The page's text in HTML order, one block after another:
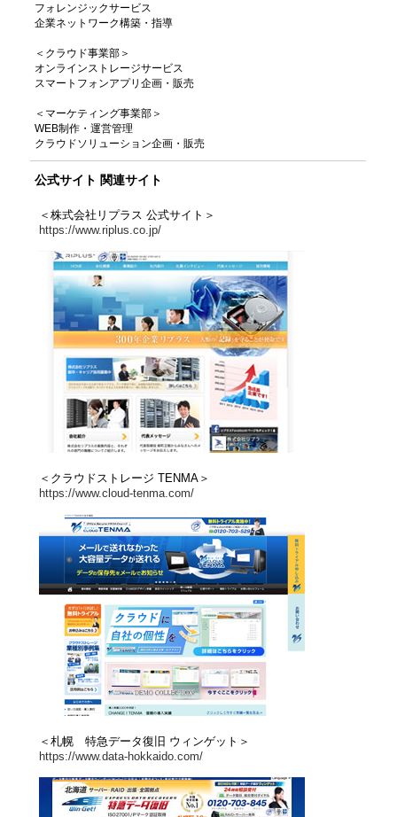
フォレンジックサービス
企業ネットワーク構築・指導
＜クラウド事業部＞
オンラインストレージサービス
スマートフォンアプリ企画・販売
＜マーケティング事業部＞
WEB制作・運営管理
クラウドソリューション企画・販売
公式サイト 関連サイト
＜株式会社リプラス 公式サイト＞
https://www.riplus.co.jp/
＜クラウドストレージ TENMA＞
https://www.cloud-tenma.com/
＜札幌 特急データ復旧 ウィンゲット＞
https://www.data-hokkaido.com/